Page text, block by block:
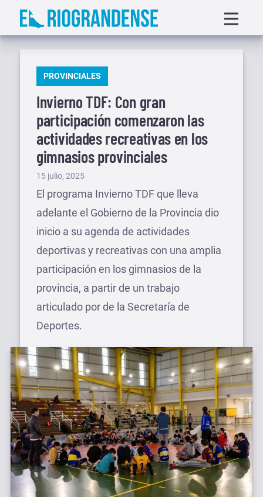
Saltar
menu
PUBLICADO
PROVINCIALES
Invierno TDF: Con gran
participación comenzaron las
actividades recreativas en los
gimnasios provinciales
Publicado
el
15 julio, 2025
El programa Invierno TDF que lleva
adelante el Gobierno de la Provincia dio
inicio a su agenda de actividades
deportivas y recreativas con una amplia
participación en los gimnasios de la
provincia, a partir de un trabajo
articulado por de la Secretaría de
Deportes.